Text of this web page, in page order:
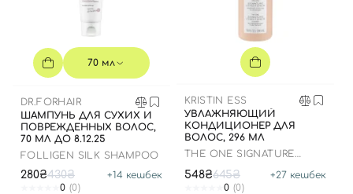
70 мл
DR.FORHAIR
ШАМПУНЬ ДЛЯ СУХИХ И
ПОВРЕЖДЕННЫХ ВОЛОС,
70 МЛ ДО 8.12.25
FOLLIGEN SILK SHAMPOO
280₴430₴ +14 кешбек
0 (0)
KRISTIN ESS
УВЛАЖНЯЮЩИЙ
КОНДИЦИОНЕР ДЛЯ
ВОЛОС, 296 МЛ
THE ONE SIGNATURE
548₴645₴ +27 кешбек
0 (0)
Регистрация
Номер телефона